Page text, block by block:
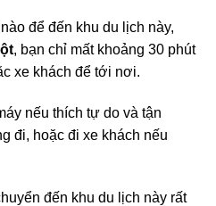
để đến khu du lịch này,
, bạn chỉ mất khoảng 30 phút
xe khách để tới nơi.
nếu thích tự do và tận
đi, hoặc đi xe khách nếu
đến khu du lịch này rất